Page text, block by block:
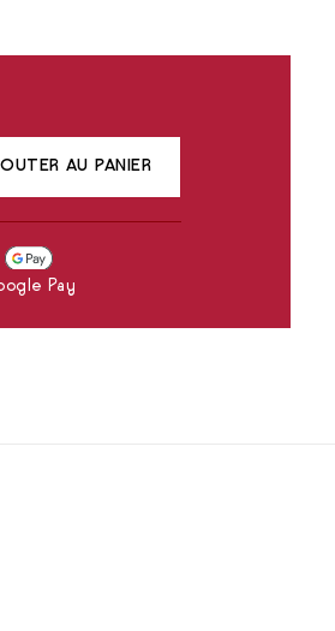
AU PANIER
Pay